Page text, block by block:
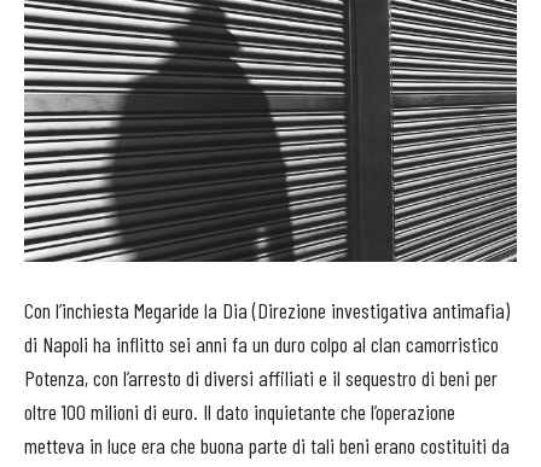
Con l’inchiesta Megaride la Dia (Direzione investigativa antimafia)
di Napoli ha inflitto sei anni fa un duro colpo al clan camorristico
Potenza, con l’arresto di diversi affiliati e il sequestro di beni per
oltre 100 milioni di euro. Il dato inquietante che l’operazione
metteva in luce era che buona parte di tali beni erano costituiti da